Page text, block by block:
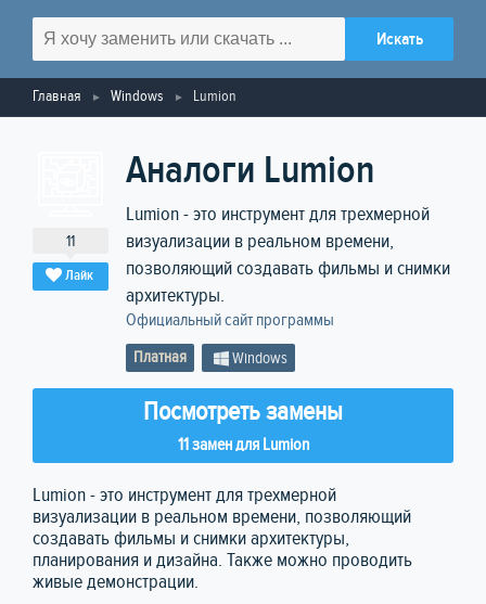
Главная Windows Lumion
11
Лайк
Аналоги Lumion
Lumion - это инструмент для трехмерной
визуализации в реальном времени,
позволяющий создавать фильмы и снимки
архитектуры.
Официальный сайт программы
Платная Windows
Посмотреть замены
11 замен для Lumion
Lumion - это инструмент для трехмерной
визуализации в реальном времени, позволяющий
создавать фильмы и снимки архитектуры,
планирования и дизайна. Также можно проводить
живые демонстрации.